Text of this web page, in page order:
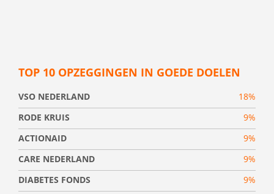
TOP 10 OPZEGGINGEN IN GOEDE DOELEN
VSO NEDERLAND
18%
RODE KRUIS
9%
ACTIONAID
9%
CARE NEDERLAND
9%
DIABETES FONDS
9%